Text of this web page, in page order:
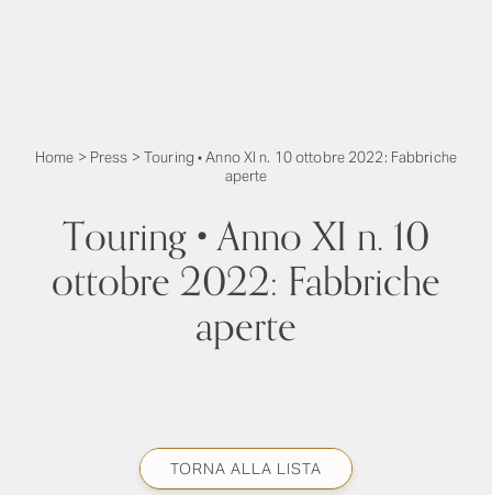
Home > Press > Touring • Anno XI n. 10 ottobre 2022: Fabbriche
aperte
Touring • Anno XI n. 10
ottobre 2022: Fabbriche
aperte
TORNA ALLA LISTA